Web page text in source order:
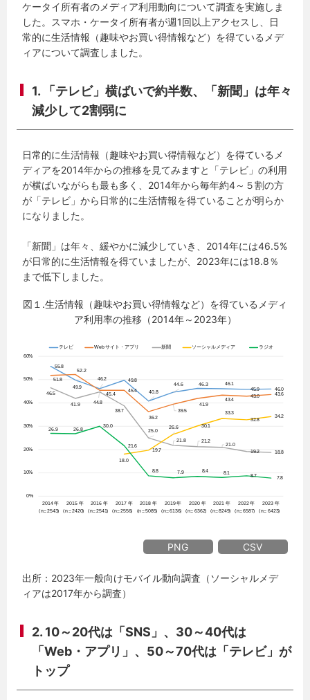
ケータイ所有者のメディア利用動向について調査を実施しま
した。スマホ・ケータイ所有者が週1回以上アクセスし、日
常的に生活情報（趣味やお買い得情報など）を得ているメデ
ィアについて調査しました。
1. 「テレビ」横ばいで約半数、「新聞」は年々
減少して2割弱に
日常的に生活情報（趣味やお買い得情報など）を得ているメ
ディアを2014年からの推移を見てみますと「テレビ」の利用
が横ばいながらも最も多く、2014年から毎年約4～５割の方
が「テレビ」から日常的に生活情報を得ていることが明らか
になりました。
「新聞」は年々、緩やかに減少していき、2014年には46.5%
が日常的に生活情報を得ていましたが、2023年には18.8％
まで低下しました。
図１.生活情報（趣味やお買い得情報など）を得ているメディ
ア利用率の推移（2014年～2023年）
PNG CSV
出所：2023年一般向けモバイル動向調査（ソーシャルメデ
ィアは2017年から調査）
2. 10～20代は「SNS」、30～40代は
「Web・アプリ」、50～70代は「テレビ」が
トップ